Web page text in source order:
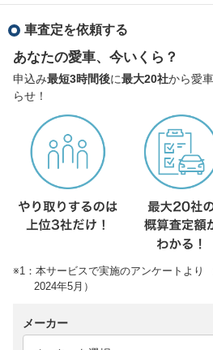
車査定を依頼する
あなたの愛車、今いくら？
申込み最短3時間後に最大20社から愛
らせ！
※1：本サービスで実施のアンケートより
2024年5月）
メーカー